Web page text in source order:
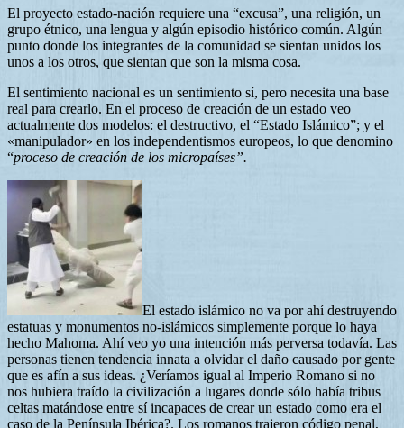
El proyecto estado-nación requiere una “excusa”, una religión, un
grupo étnico, una lengua y algún episodio histórico común. Algún
punto donde los integrantes de la comunidad se sientan unidos los
unos a los otros, que sientan que son la misma cosa.
El sentimiento nacional es un sentimiento sí, pero necesita una base
real para crearlo. En el proceso de creación de un estado veo
actualmente dos modelos: el destructivo, el “Estado Islámico”; y el
«manipulador» en los independentismos europeos, lo que denomino
“proceso de creación de los micropaíses”.
El estado islámico no va por ahí destruyendo
estatuas y monumentos no-islámicos simplemente porque lo haya
hecho Mahoma. Ahí veo yo una intención más perversa todavía. Las
personas tienen tendencia innata a olvidar el daño causado por gente
que es afín a sus ideas. ¿Veríamos igual al Imperio Romano si no
nos hubiera traído la civilización a lugares donde sólo había tribus
celtas matándose entre sí incapaces de crear un estado como era el
caso de la Península Ibérica?. Los romanos trajeron código penal,